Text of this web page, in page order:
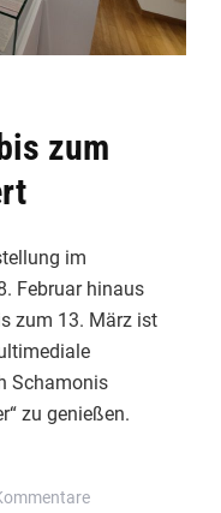
zum
im
Februar hinaus
zum 13. März ist
Schamonis
zu genießen.
Zu